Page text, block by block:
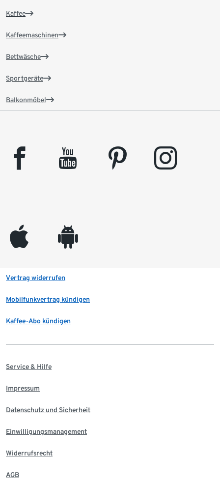
Kaffee
Kaffeemaschinen
Bettwäsche
Sportgeräte
Balkonmöbel
facebook youtube pinterest instagram
appleinc android
Vertrag widerrufen
Mobilfunkvertrag kündigen
Kaffee-Abo kündigen
Service & Hilfe
Impressum
Datenschutz und Sicherheit
Einwilligungsmanagement
Widerrufsrecht
AGB